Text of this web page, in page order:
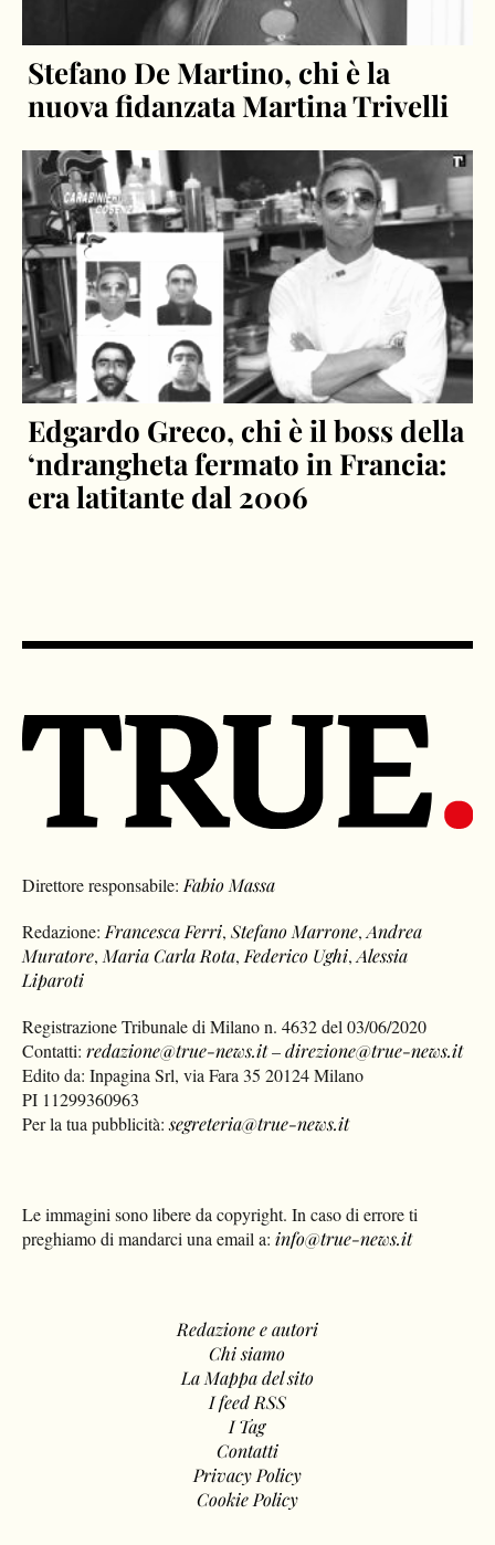
Stefano De Martino, chi è la
nuova fidanzata Martina Trivelli
Edgardo Greco, chi è il boss della
‘ndrangheta fermato in Francia:
era latitante dal 2006
Direttore responsabile: Fabio Massa
Redazione: Francesca Ferri,Stefano Marrone,Andrea
Muratore, Maria Carla Rota, Federico Ughi,Alessia
Liparoti
Registrazione Tribunale di Milano n. 4632 del 03/06/2020
Contatti:redazione@true-news.it–direzione@true-news.it
Edito da: Inpagina Srl, via Fara 35 20124 Milano
PI 11299360963
Per la tua pubblicità:segreteria@true-news.it
Le immagini sono libere da copyright. In caso di errore ti
preghiamo di mandarci una email a: info@true-news.it
Redazione e autori
Chi siamo
La Mappa del sito
I feed RSS
I Tag
Contatti
Privacy Policy
Cookie Policy